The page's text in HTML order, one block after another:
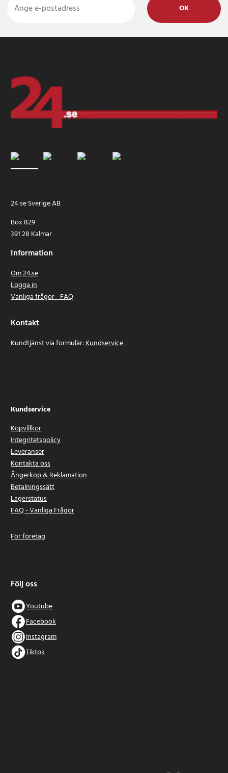
OK
24 se Sverige AB
Box 829
391 28 Kalmar
Information
Om 24.se
Logga in
Vanliga frågor - FAQ
Kontakt
Kundtjänst via formulär:Kundservice
Kundservice
Köpvillkor
Integritetspolicy
Leveranser
Kontakta oss
Ångerköp & Reklamation
Betalningssätt
Lagerstatus
FAQ - Vanliga Frågor
För företag
Följ oss
Youtube
Facebook
Instagram
Tiktok